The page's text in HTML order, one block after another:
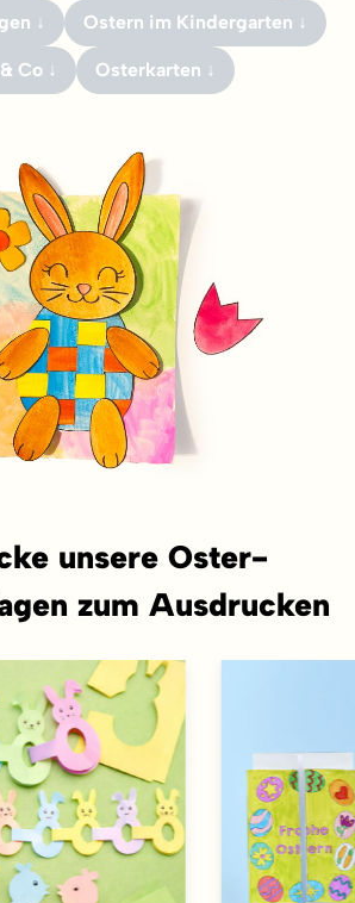
↓ Ostern im Kindergarten ↓
Co ↓ Osterkarten ↓
unsere Oster-
zum Ausdrucken